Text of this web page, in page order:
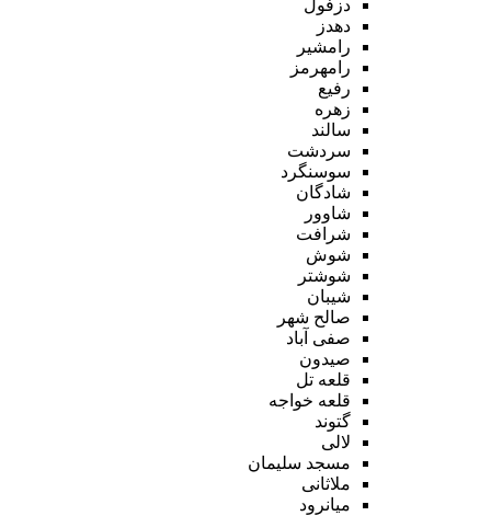
دزفول
دهدز
رامشیر
رامهرمز
رفیع
زهره
سالند
سردشت
سوسنگرد
شادگان
شاوور
شرافت
شوش
شوشتر
شیبان
صالح شهر
صفی آباد
صیدون
قلعه تل
قلعه خواجه
گتوند
لالی
مسجد سلیمان
ملاثانی
میانرود